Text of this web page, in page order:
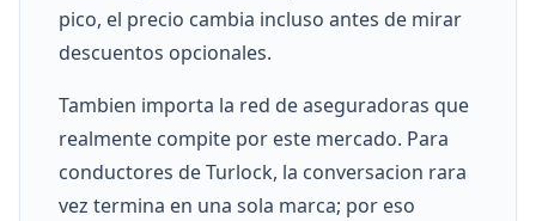
pico, el precio cambia incluso antes de mirar
descuentos opcionales.
Tambien importa la red de aseguradoras que
realmente compite por este mercado. Para
conductores de Turlock, la conversacion rara
vez termina en una sola marca; por eso